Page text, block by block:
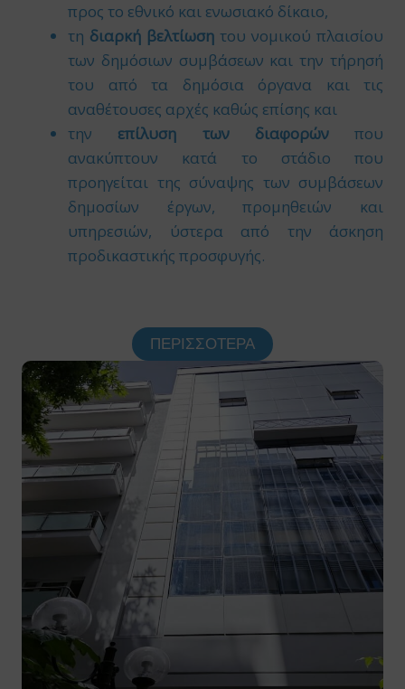
προς το εθνικό και ενωσιακό δίκαιο,
τη διαρκή βελτίωση του νομικού πλαισίου
των δημόσιων συμβάσεων και την τήρησή
του από τα δημόσια όργανα και τις
αναθέτουσες αρχές καθώς επίσης και
την επίλυση των διαφορώνπου
ανακύπτουν κατά το στάδιο που
προηγείται της σύναψης των συμβάσεων
δημοσίων έργων, προμηθειών και
υπηρεσιών, ύστερα από την άσκηση
προδικαστικής προσφυγής.
ΠΕΡΙΣΣΌΤΕΡΑ